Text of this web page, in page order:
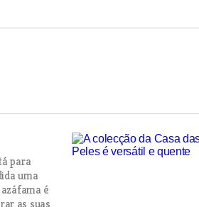
para
uma
é
as suas